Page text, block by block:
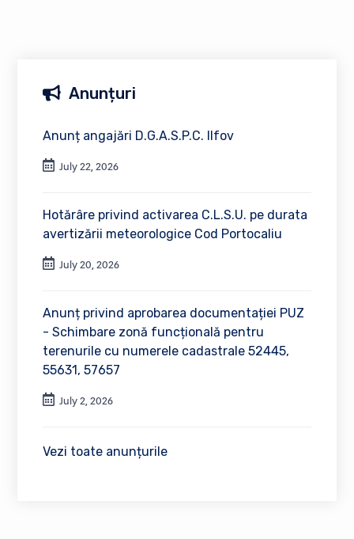
Anunțuri
Anunț angajări D.G.A.S.P.C. Ilfov
July 22, 2026
Hotărâre privind activarea C.L.S.U. pe durata
avertizării meteorologice Cod Portocaliu
July 20, 2026
Anunț privind aprobarea documentației PUZ
- Schimbare zonă funcțională pentru
terenurile cu numerele cadastrale 52445,
55631, 57657
July 2, 2026
Vezi toate anunțurile